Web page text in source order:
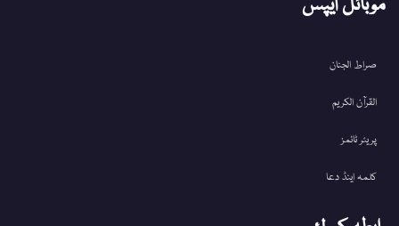
موبائل ایپس
صراط الجنان
القرآن الکریم
پریئر ٹائمز
کلمہ اینڈ دعا